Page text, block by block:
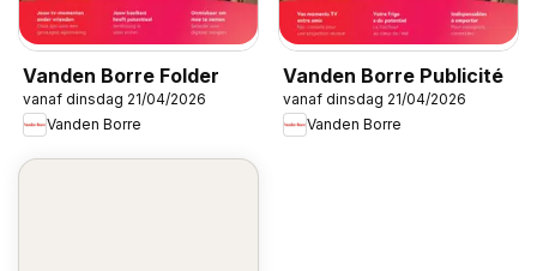
Vanden Borre Folder
vanaf dinsdag 21/04/2026
Vanden Borre
Vanden Borre Publicité
vanaf dinsdag 21/04/2026
Vanden Borre